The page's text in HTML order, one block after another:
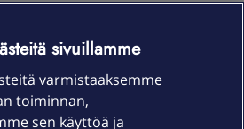
päätökset tehdään turskamaassa.
suomalaisista.
DNA) ikuisuutta välttämättä
sivuillamme
varmistaaksemme
toiminnan,
sen käyttöä ja